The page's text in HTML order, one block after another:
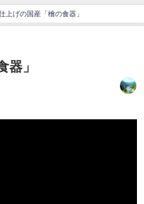
上げの国産「檜の食器」
器」